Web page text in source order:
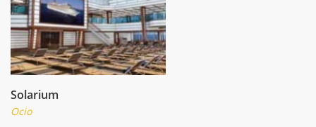
Solarium
Ocio